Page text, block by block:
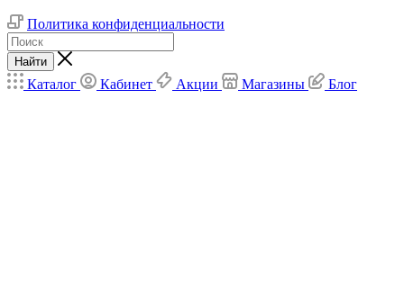
Политика конфиденциальности
Найти
Каталог Кабинет Акции Магазины Блог